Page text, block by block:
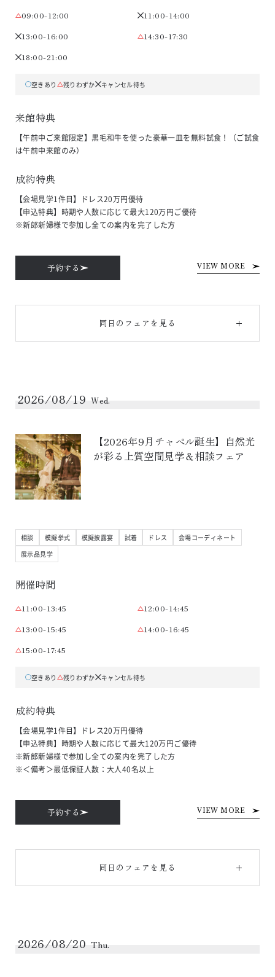
09:00-12:00
11:00-14:00
13:00-16:00
14:30-17:30
18:00-21:00
空きあり 残りわずか キャンセル待ち
来館特典
【午前中ご来館限定】黒毛和牛を使った豪華一皿を無料試食！（ご試食
は午前中来館のみ）
成約特典
【会場見学1件目】ドレス20万円優待
【申込特典】時期や人数に応じて最大120万円ご優待
※新郎新婦様で参加し全ての案内を完了した方
予約する VIEW MORE
同日のフェアを見る
2026/08/19 Wed.
【2026年9月チャペル誕生】自然光
が彩る上質空間見学＆相談フェア
相談 模擬挙式 模擬披露宴 試着 ドレス
会場コーディネート
展示品見学
開催時間
11:00-13:45
12:00-14:45
13:00-15:45
14:00-16:45
15:00-17:45
空きあり 残りわずか キャンセル待ち
成約特典
【会場見学1件目】ドレス20万円優待
【申込特典】時期や人数に応じて最大120万円ご優待
※新郎新婦様で参加し全ての案内を完了した方
※＜備考＞最低保証人数：大人40名以上
予約する VIEW MORE
同日のフェアを見る
2026/08/20 Thu.